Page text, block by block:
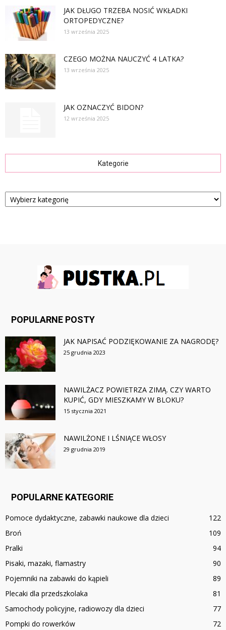
JAK DŁUGO TRZEBA NOSIĆ WKŁADKI
ORTOPEDYCZNE?
13 września 2025
CZEGO MOŻNA NAUCZYĆ 4 LATKA?
13 września 2025
JAK OZNACZYĆ BIDON?
12 września 2025
Kategorie
Kategorie
POPULARNE POSTY
JAK NAPISAĆ PODZIĘKOWANIE ZA NAGRODĘ?
25 grudnia 2023
NAWILŻACZ POWIETRZA ZIMĄ. CZY WARTO
KUPIĆ, GDY MIESZKAMY W BLOKU?
15 stycznia 2021
NAWILŻONE I LŚNIĄCE WŁOSY
29 grudnia 2019
POPULARNE KATEGORIE
Pomoce dydaktyczne, zabawki naukowe dla dzieci
122
Broń
109
Pralki
94
Pisaki, mazaki, flamastry
90
Pojemniki na zabawki do kąpieli
89
Plecaki dla przedszkolaka
81
Samochody policyjne, radiowozy dla dzieci
77
Pompki do rowerków
72